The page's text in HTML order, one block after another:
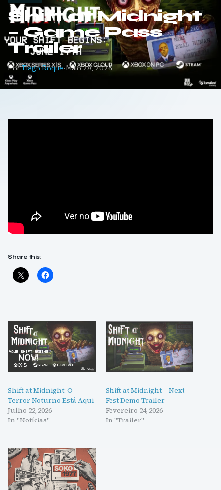
Shift at Midnight
– Game Pass
Trailer
PorTiago Roque·Maio 28, 2026
Share this:
Shift at Midnight: O
Terror Noturno Está Aqui
Julho 22, 2026
In "Notícias"
Shift at Midnight – Next
Fest Demo Trailer
Fevereiro 24, 2026
In "Trailer"